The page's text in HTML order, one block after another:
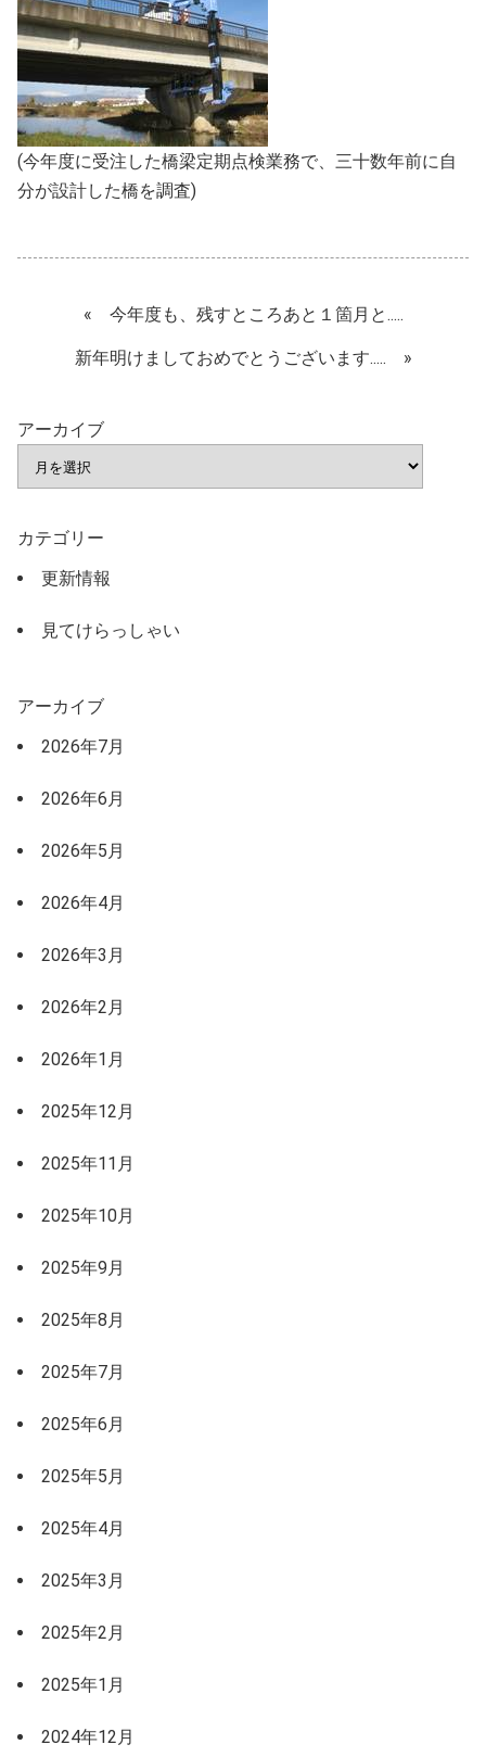
アーカイブ
カテゴリー
更新情報
見てけらっしゃい
アーカイブ
2026年7月
2026年6月
2026年5月
2026年4月
2026年3月
2026年2月
2026年1月
2025年12月
2025年11月
2025年10月
2025年9月
2025年8月
2025年7月
2025年6月
2025年5月
2025年4月
2025年3月
2025年2月
2025年1月
2024年12月
(今年度に受注した橋梁定期点検業務で、三十数年前に自
分が設計した橋を調査)
« 今年度も、残すところあと１箇月と.....
新年明けましておめでとうございます..... »